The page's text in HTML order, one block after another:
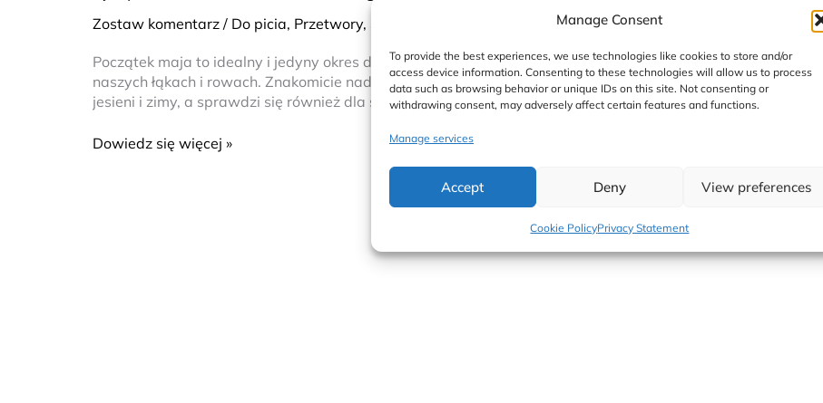
Manage Consent
To provide the best experiences, we use technologies like cookies to store and/or
access device information. Consenting to these technologies will allow us to process
data such as browsing behavior or unique IDs on this site. Not consenting or
withdrawing consent, may adversely affect certain features and functions.
Manage services
Accept Deny View preferences
Cookie PolicyPrivacy Statement
Zostaw komentarz / Do picia, Przetwory, kobieta koduje
Początek maja to idealny i jedyny okres do zbioru mniszka lekarskiego (tzw. mlecza). Tak, tego który rośnie na
naszych łąkach i rowach. Znakomicie nadaje się na leczniczy syrop, który przyda nam się później w okresach
jesieni i zimy, a sprawdzi się również dla smakoszy słodkiego.
kwiatków
lekarskiego
Dowiedz się więcej »